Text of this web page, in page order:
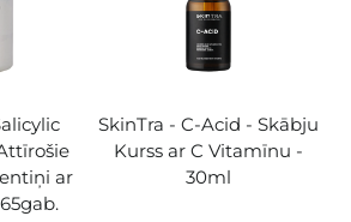
ar
SkinTra - C-Acid - Skābju
Kurss ar C Vitamīnu -
30ml